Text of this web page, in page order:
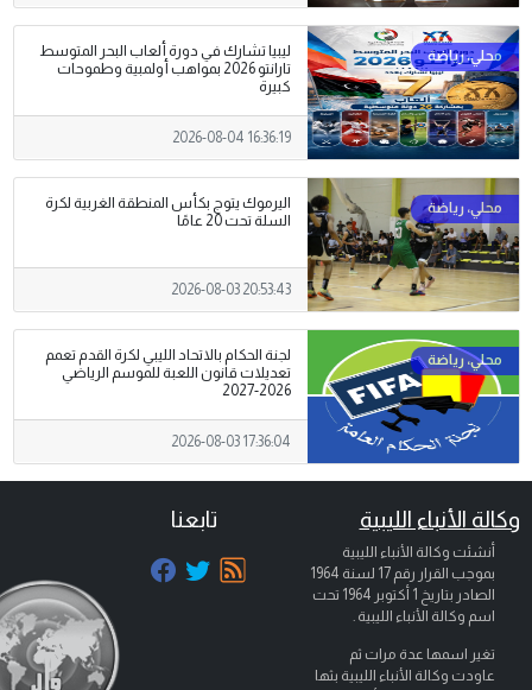
ليبيا تشارك في دورة ألعاب البحر المتوسط
تارانتو 2026 بمواهب أولمبية وطموحات
كبيرة
2026-08-04 16:36:19
اليرموك يتوج بكأس المنطقة الغربية لكرة
السلة تحت 20 عامًا
2026-08-03 20:53:43
لجنة الحكام بالاتحاد الليبي لكرة القدم تعمم
تعديلات قانون اللعبة للموسم الرياضي
2026-2027
2026-08-03 17:36:04
وكالة الأنباء الليبية
أنشئت وكالة الأنباء الليبية
بموجب القرار رقم 17 لسنة 1964
الصادر بتاريخ 1 أكتوبر 1964
تحت
اسم وكالة الأنباء الليبية .
تغير اسمها عدة مرات ثم
عاودت وكالة الأنباء الليبية بثها
تابعنا